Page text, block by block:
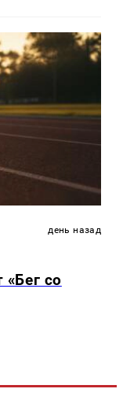
день назад
со